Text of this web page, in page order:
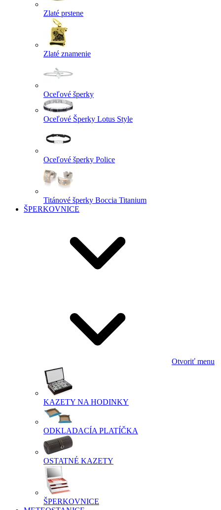
Zlaté prstene
Zlaté znamenie
Oceľové šperky
Oceľové Šperky Lotus Style
Oceľové šperky Police
Titánové šperky Boccia Titanium
ŠPERKOVNICE
Otvoriť menu
KAZETY NA HODINKY
ODKLADACÍA PLATÍČKA
OSTATNÉ KAZETY
ŠPERKOVNICE